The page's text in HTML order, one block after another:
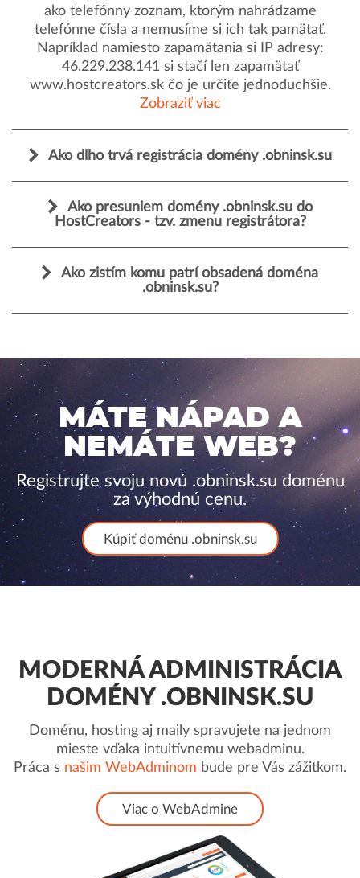
ako telefónny zoznam, ktorým nahrádzame
telefónne čísla a nemusíme si ich tak pamätať.
Napríklad namiesto zapamätania si IP adresy:
46.229.238.141 si stačí len zapamätať
www.hostcreators.sk čo je určite jednoduchšie.
Zobraziť viac
Ako dlho trvá registrácia domény .obninsk.su
Ako presuniem domény .obninsk.su do
HostCreators - tzv. zmenu registrátora?
Ako zistím komu patrí obsadená doména
.obninsk.su?
MÁTE NÁPAD A
NEMÁTE WEB?
Registrujte svoju novú .obninsk.su doménu
za výhodnú cenu.
Kúpiť doménu .obninsk.su
MODERNÁ ADMINISTRÁCIA
DOMÉNY .OBNINSK.SU
Doménu, hosting aj maily spravujete na jednom
mieste vďaka intuitívnemu webadminu.
Práca s našim WebAdminom bude pre Vás zážitkom.
Viac o WebAdmine